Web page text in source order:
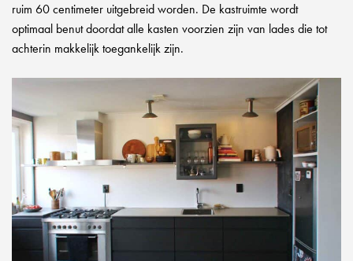
ruim 60 centimeter uitgebreid worden. De kastruimte wordt
optimaal benut doordat alle kasten voorzien zijn van lades die tot
achterin makkelijk toegankelijk zijn.